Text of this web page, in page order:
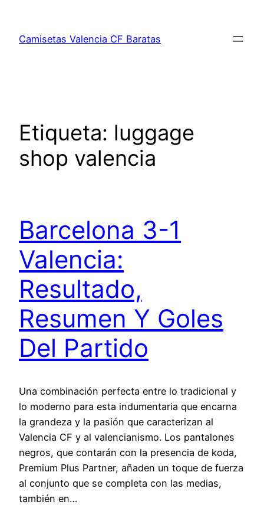
contenido
Camisetas Valencia CF Baratas
Etiqueta: luggage
shop valencia
Barcelona 3-1
Valencia:
Resultado,
Resumen Y Goles
Del Partido
Una combinación perfecta entre lo tradicional y
lo moderno para esta indumentaria que encarna
la grandeza y la pasión que caracterizan al
Valencia CF y al valencianismo. Los pantalones
negros, que contarán con la presencia de koda,
Premium Plus Partner, añaden un toque de fuerza
al conjunto que se completa con las medias,
también en…